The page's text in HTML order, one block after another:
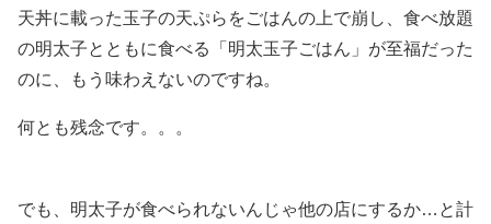
天丼に載った玉子の天ぷらをごはんの上で崩し、食べ放題
の明太子とともに食べる「明太玉子ごはん」が至福だった
のに、もう味わえないのですね。
何とも残念です。。。
でも、明太子が食べられないんじゃ他の店にするか…と計